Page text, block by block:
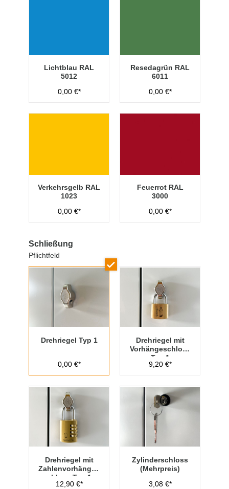
Lichtblau RAL
5012
0,00 €*
Resedagrün RAL
6011
0,00 €*
Verkehrsgelb RAL
1023
0,00 €*
Feuerrot RAL
3000
0,00 €*
Schließung
Pflichtfeld
Drehriegel Typ 1
0,00 €*
Drehriegel mit
Vorhängeschloss
Typ 1
9,20 €*
Drehriegel mit
Zahlenvorhänges
chloss Typ 1
12,90 €*
Zylinderschloss
(Mehrpreis)
3,08 €*